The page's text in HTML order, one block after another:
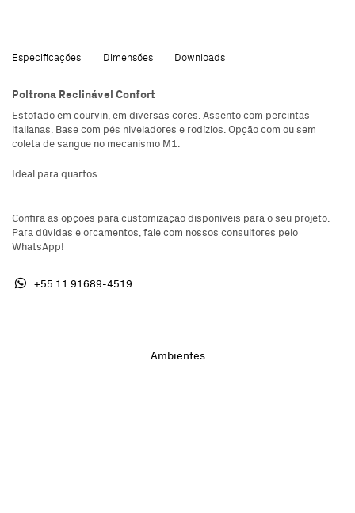
Especificações Dimensões Downloads
Poltrona Reclinável Confort
Estofado em courvin, em diversas cores. Assento com percintas
italianas. Base com pés niveladores e rodízios. Opção com ou sem
coleta de sangue no mecanismo M1.
Ideal para quartos.
Confira as opções para customização disponíveis para o seu projeto.
Para dúvidas e orçamentos, fale com nossos consultores pelo
WhatsApp!
+55 11 91689-4519
Ambientes